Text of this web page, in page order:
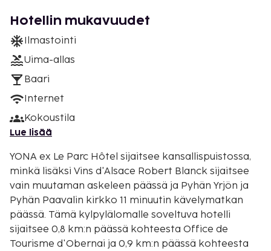
Hotellin mukavuudet
Ilmastointi
Uima-allas
Baari
Internet
Kokoustila
Lue lisää
YONA ex Le Parc Hôtel sijaitsee kansallispuistossa,
minkä lisäksi Vins d'Alsace Robert Blanck sijaitsee
vain muutaman askeleen päässä ja Pyhän Yrjön ja
Pyhän Paavalin kirkko 11 minuutin kävelymatkan
päässä. Tämä kylpylälomalle soveltuva hotelli
sijaitsee 0,8 km:n päässä kohteesta Office de
Tourisme d'Obernai ja 0,9 km:n päässä kohteesta